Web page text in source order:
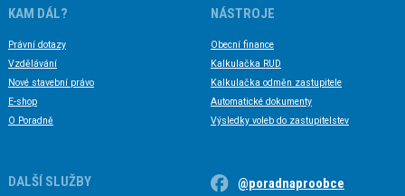
KAM DÁL?
Právní dotazy
Vzdělávání
Nové stavební právo
E-shop
O Poradně
NÁSTROJE
Obecní finance
Kalkulačka RUD
Kalkulačka odměn zastupitele
Automatické dokumenty
Výsledky voleb do zastupitelstev
DALŠÍ SLUŽBY @poradnaproobce